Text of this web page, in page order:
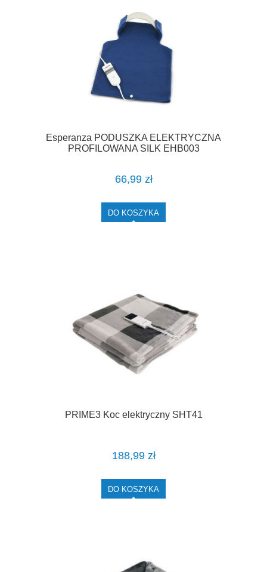
Esperanza PODUSZKA ELEKTRYCZNA
PROFILOWANA SILK EHB003
66,99 zł
DO KOSZYKA
PRIME3 Koc elektryczny SHT41
188,99 zł
DO KOSZYKA